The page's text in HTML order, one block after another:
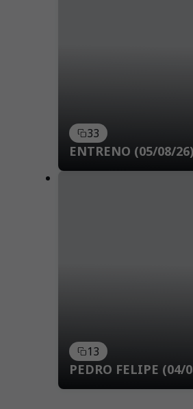
33
ENTRENO (05/08/26)
13
PEDRO FELIPE (04/